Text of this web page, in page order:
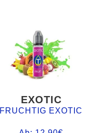
EXOTIC
FRUCHTIG EXOTIC